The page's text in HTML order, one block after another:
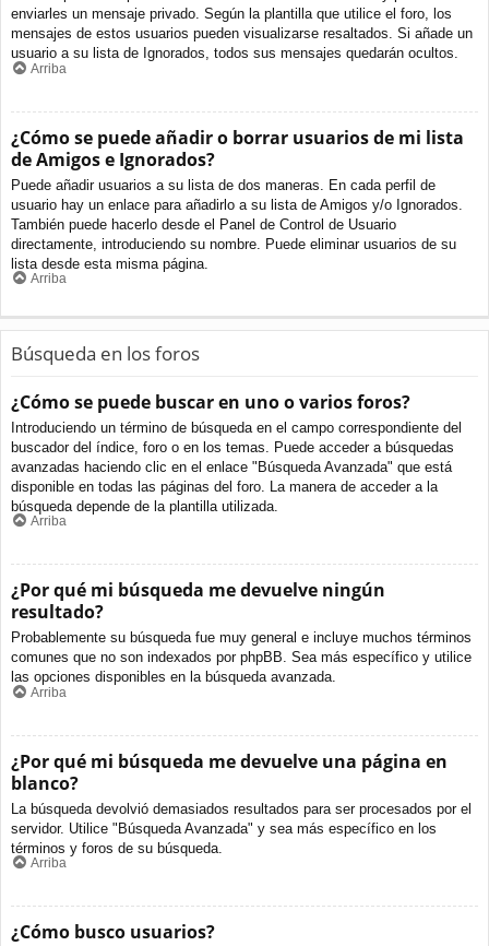
enviarles un mensaje privado. Según la plantilla que utilice el foro, los
mensajes de estos usuarios pueden visualizarse resaltados. Si añade un
usuario a su lista de Ignorados, todos sus mensajes quedarán ocultos.
Arriba
¿Cómo se puede añadir o borrar usuarios de mi lista
de Amigos e Ignorados?
Puede añadir usuarios a su lista de dos maneras. En cada perfil de
usuario hay un enlace para añadirlo a su lista de Amigos y/o Ignorados.
También puede hacerlo desde el Panel de Control de Usuario
directamente, introduciendo su nombre. Puede eliminar usuarios de su
lista desde esta misma página.
Arriba
Búsqueda en los foros
¿Cómo se puede buscar en uno o varios foros?
Introduciendo un término de búsqueda en el campo correspondiente del
buscador del índice, foro o en los temas. Puede acceder a búsquedas
avanzadas haciendo clic en el enlace "Búsqueda Avanzada" que está
disponible en todas las páginas del foro. La manera de acceder a la
búsqueda depende de la plantilla utilizada.
Arriba
¿Por qué mi búsqueda me devuelve ningún
resultado?
Probablemente su búsqueda fue muy general e incluye muchos términos
comunes que no son indexados por phpBB. Sea más específico y utilice
las opciones disponibles en la búsqueda avanzada.
Arriba
¿Por qué mi búsqueda me devuelve una página en
blanco?
La búsqueda devolvió demasiados resultados para ser procesados por el
servidor. Utilice "Búsqueda Avanzada" y sea más específico en los
términos y foros de su búsqueda.
Arriba
¿Cómo busco usuarios?